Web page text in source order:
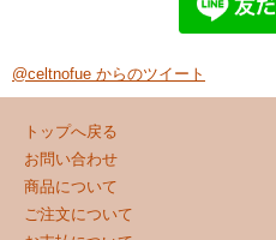
@celtnofue からのツイート
トップへ戻る
お問い合わせ
商品について
ご注文について